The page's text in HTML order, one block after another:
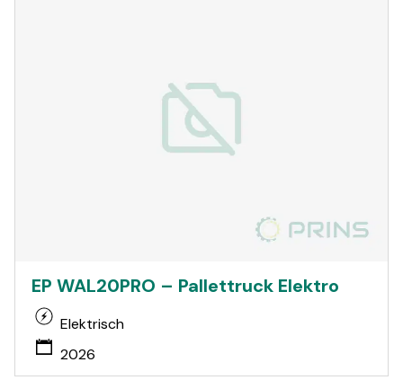
EP WAL20PRO – Pallettruck Elektro
Elektrisch
2026